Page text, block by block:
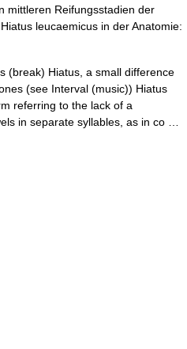
mittleren Reifungsstadien der
leucaemicus in der Anatomie:
(break) Hiatus, a small difference
(see Interval (music)) Hiatus
referring to the lack of a
in separate syllables, as in co …